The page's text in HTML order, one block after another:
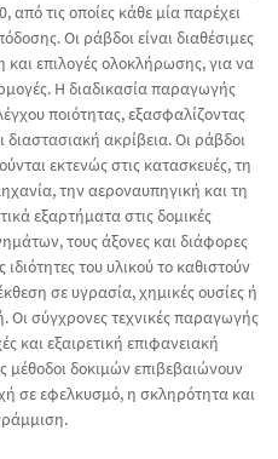
από τις οποίες κάθε μία παρέχει
Οι ράβδοι είναι διαθέσιμες
και επιλογές ολοκλήρωσης, για να
Η διαδικασία παραγωγής
ποιότητας, εξασφαλίζοντας
διαστασιακή ακρίβεια. Οι ράβδοι
εκτενώς στις κατασκευές, τη
την αεροναυπηγική και τη
εξαρτήματα στις δομικές
τους άξονες και διάφορες
του υλικού το καθιστούν
σε υγρασία, χημικές ουσίες ή
Οι σύγχρονες τεχνικές παραγωγής
και εξαιρετική επιφανειακή
δοκιμών επιβεβαιώνουν
σε εφελκυσμό, η σκληρότητα και